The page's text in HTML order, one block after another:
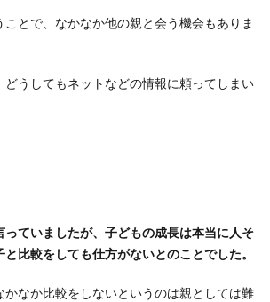
ことで、なかなか他の親と会う機会もありま
どうしてもネットなどの情報に頼ってしまい
っていましたが、子どもの成長は本当に人そ
比較をしても仕方がないとのことでした。
かなか比較をしないというのは親としては難